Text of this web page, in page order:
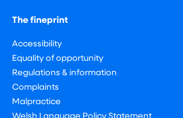
The fineprint
Accessibility
Equality of opportunity
Regulations & information
Complaints
Malpractice